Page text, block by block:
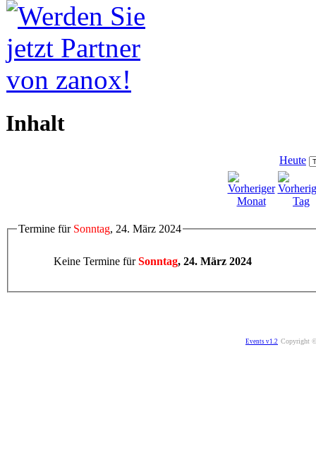
Inhalt
Heute
Termine für Sonntag, 24. März 2024
Keine Termine fürSonntag, 24. März 2024
Events v1.2 Copyright